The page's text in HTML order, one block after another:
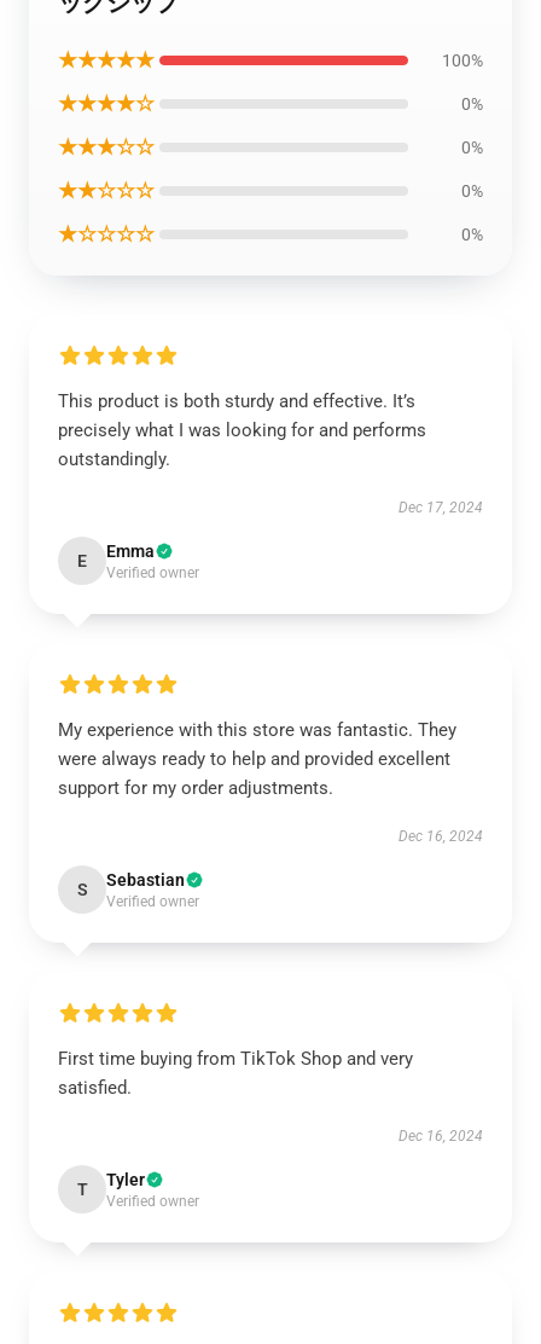
★★★★★ 100%
★★★★☆ 0%
★★★☆☆ 0%
★★☆☆☆ 0%
★☆☆☆☆ 0%
This product is both sturdy and effective. It’s
precisely what I was looking for and performs
outstandingly.
Dec 17, 2024
E Emma
Verified owner
My experience with this store was fantastic. They
were always ready to help and provided excellent
support for my order adjustments.
Dec 16, 2024
S Sebastian
Verified owner
First time buying from TikTok Shop and very
satisfied.
Dec 16, 2024
T Tyler
Verified owner